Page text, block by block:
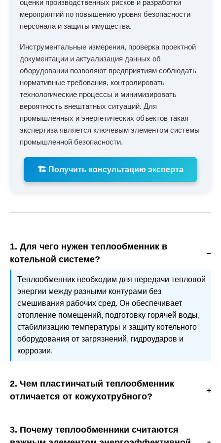
оценки производственных рисков и разработки
мероприятий по повышению уровня безопасности
персонала и защиты имущества.
Инструментальные измерения, проверка проектной
документации и актуализация данных об
оборудовании позволяют предприятиям соблюдать
нормативные требования, контролировать
технологические процессы и минимизировать
вероятность внештатных ситуаций. Для
промышленных и энергетических объектов такая
экспертиза является ключевым элементом системы
промышленной безопасности.
🏗️ Получить консультацию эксперта
1. Для чего нужен теплообменник в
котельной системе?
Теплообменник необходим для передачи тепловой
энергии между разными контурами без
смешивания рабочих сред. Он обеспечивает
отопление помещений, подготовку горячей воды,
стабилизацию температуры и защиту котельного
оборудования от загрязнений, гидроударов и
коррозии.
2. Чем пластинчатый теплообменник
отличается от кожухотрубного?
высоким КПД и удобством обслуживания. Они
быстрее передают тепло и занимают меньше места.
3. Почему теплообменники считаются